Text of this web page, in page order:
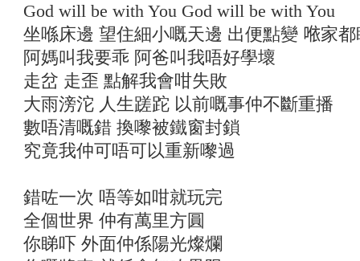
God will be with You God will be with You
坐喺床邊 望住細小嘅天邊 出便點變 𠵱家
阿媽叫我要乖 阿爸叫我唔好學壞
走岔 走歪 點解我會咁失敗
大雨滂沱 人生蹉跎 以前嘅事仲不斷重播
數唔清嘅錯 換嚟被鐵窗封鎖
究竟我仲可唔可以重新嚟過
錯咗一次 唔等如咁就玩完
全個世界 仲有萬里方圓
你睇吓 外面仲係陽光燦爛